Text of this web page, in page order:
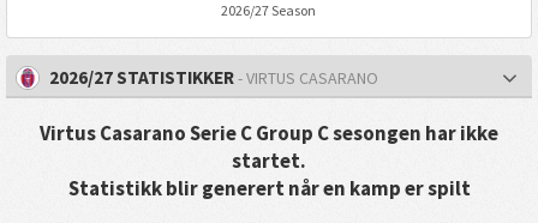
2026/27 Season
2026/27 STATISTIKKER- VIRTUS CASARANO
Virtus Casarano Serie C Group C sesongen har ikke
startet.
Statistikk blir generert når en kamp er spilt